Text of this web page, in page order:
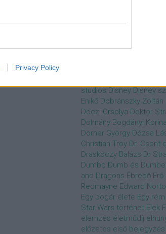
Privacy Policy
Days of Future Past
Da
Rozsomák Dead To Me
studios Disney Disney
Enikő Dobránszky Zoltán
Dóczi Orsolya Doktor
Dolmány Bogdányi Korina
Dörner György Dózsa
Christian Troy Dr. Csont
Draskóczy Balázs Dr
Dumbo Dumb és
and Dragons Ébredő Erő
Redmayne Edward
Egy bogár élete Egy
Star Wars történet Elek
elemzés életműdíj
előzetes első bejegyzés